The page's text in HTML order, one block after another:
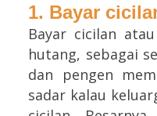
1. Bayar
Bayar cicilan
hutang, sebagai
dan pengen
sadar kalau